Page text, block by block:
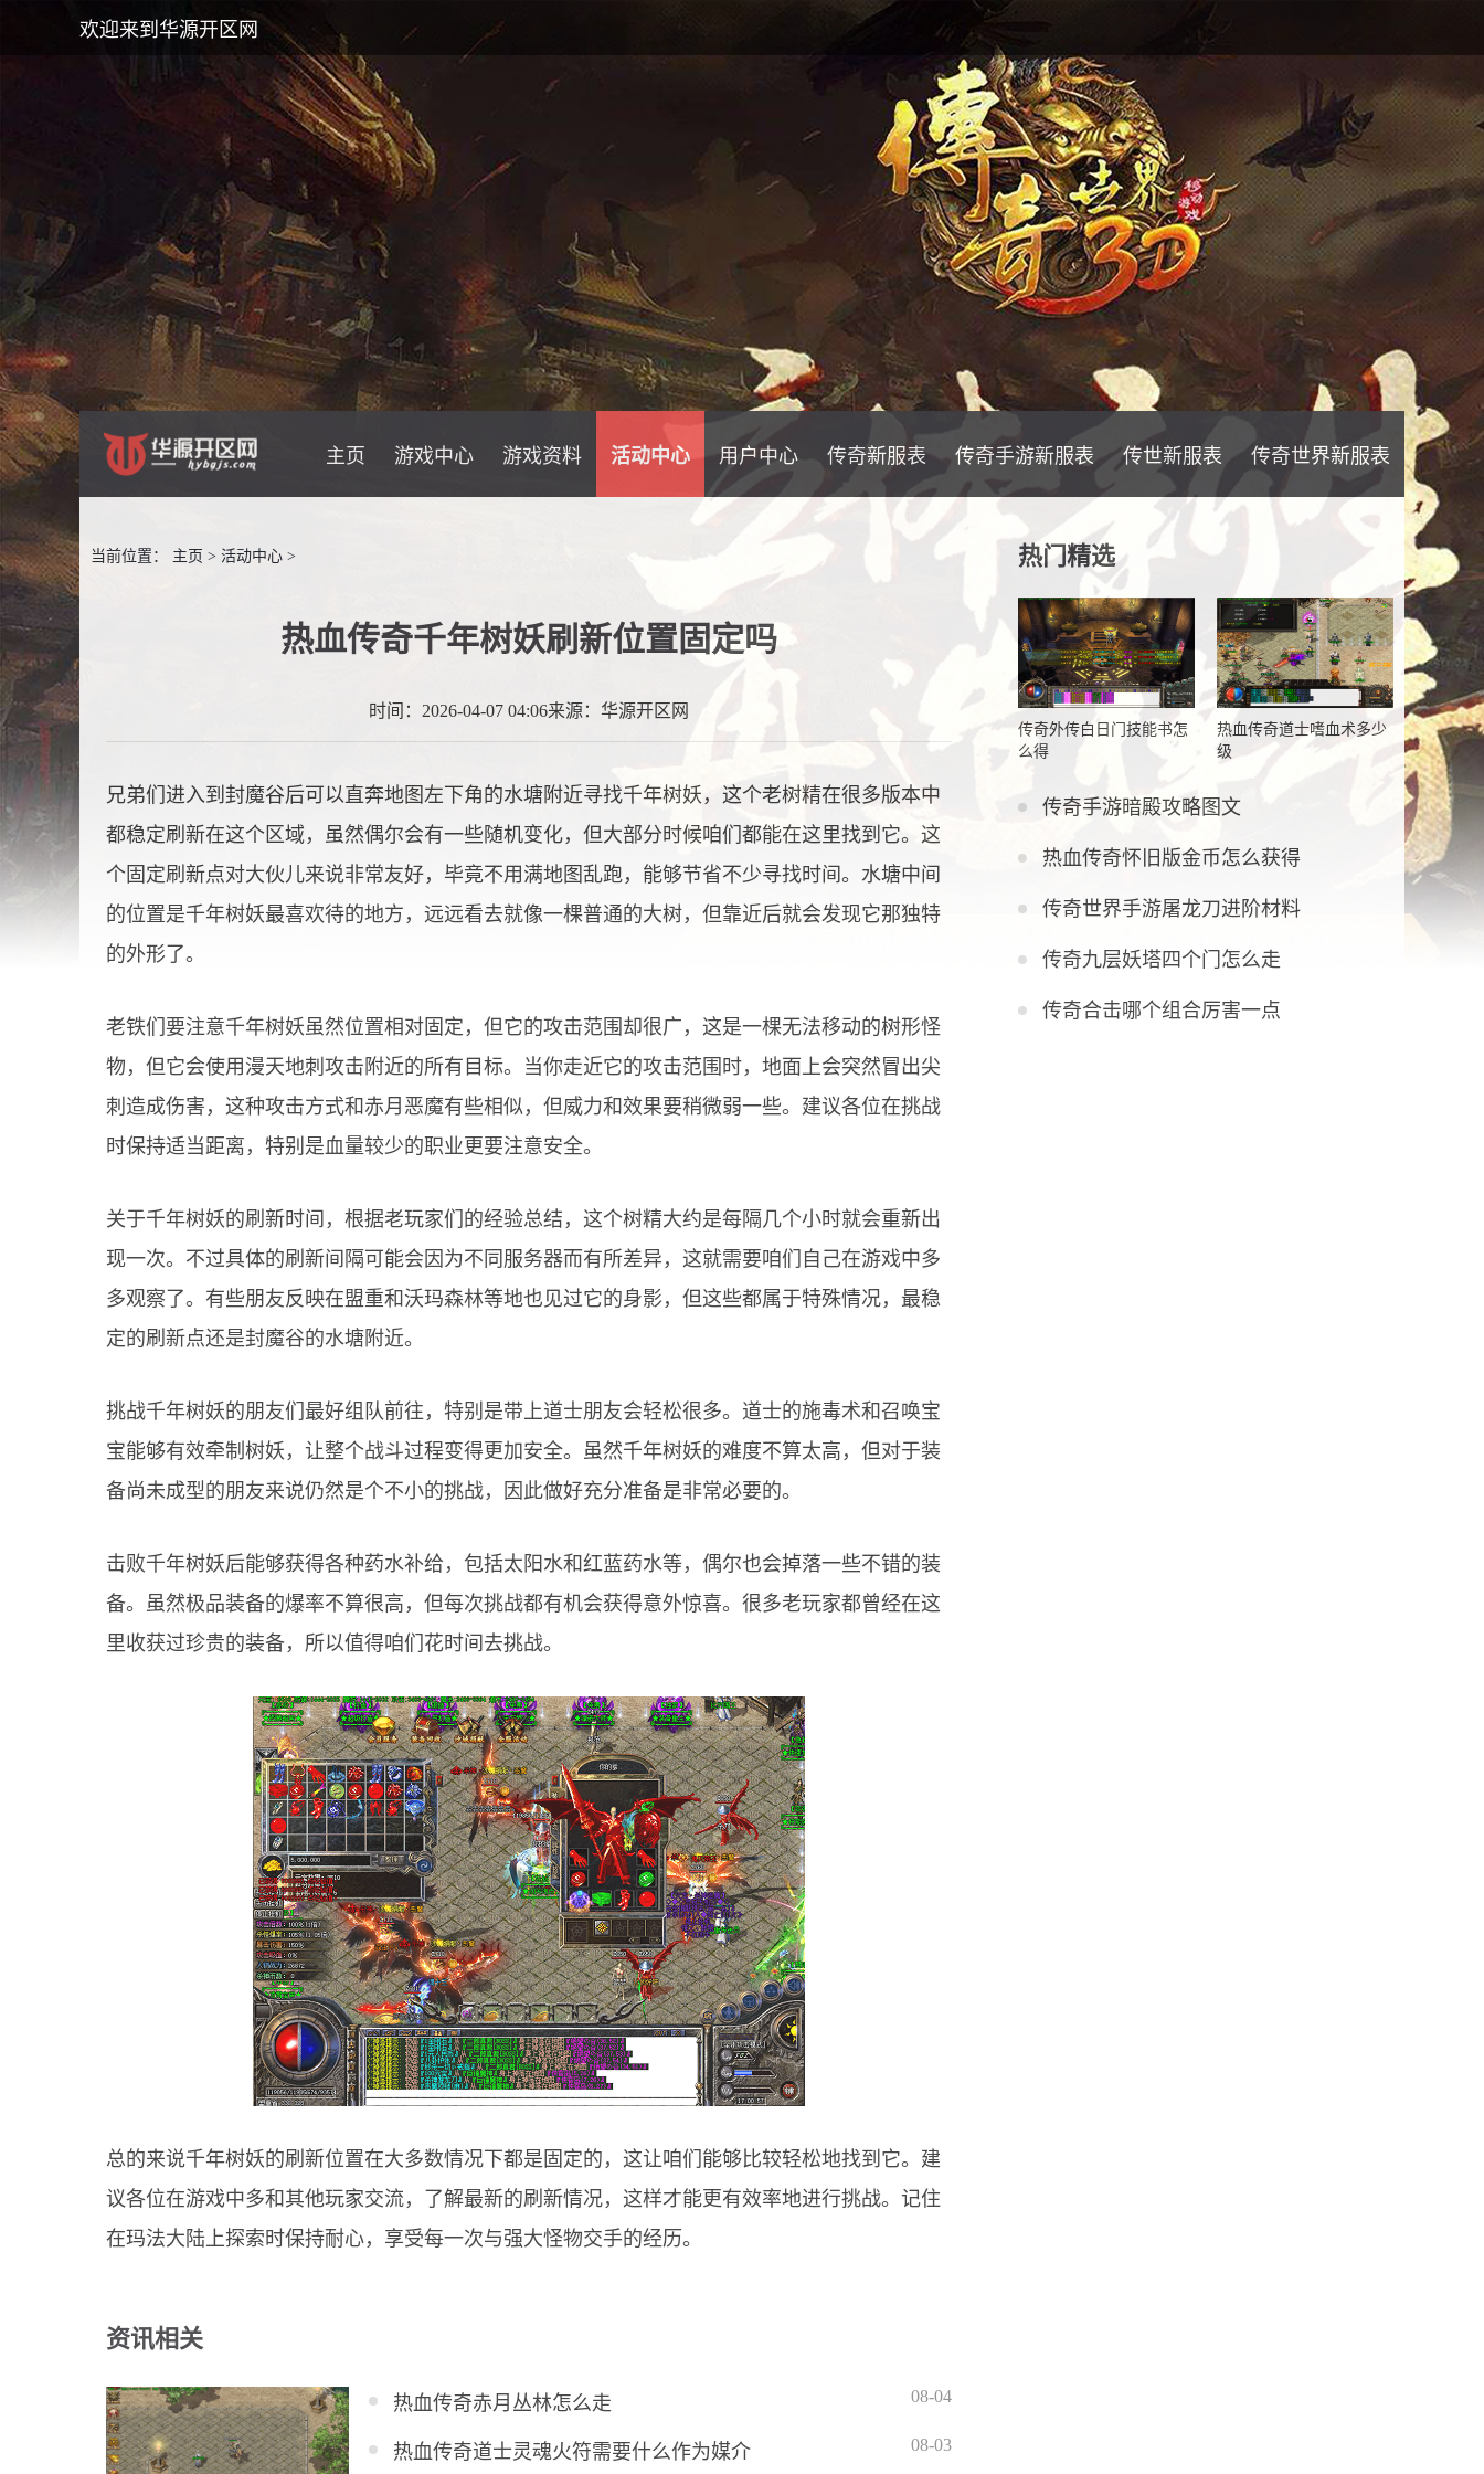
欢迎来到华源开区网
主页 游戏中心 游戏资料 活动中心 用户中心 传奇新服表 传奇手游新服表 传世新服表 传奇世界新服表
当前位置： 主页 > 活动中心 >
热血传奇千年树妖刷新位置固定吗
时间：2026-04-07 04:06来源：华源开区网
兄弟们进入到封魔谷后可以直奔地图左下角的水塘附近寻找千年树妖，这个老树精在很多版本中
都稳定刷新在这个区域，虽然偶尔会有一些随机变化，但大部分时候咱们都能在这里找到它。这
个固定刷新点对大伙儿来说非常友好，毕竟不用满地图乱跑，能够节省不少寻找时间。水塘中间
的位置是千年树妖最喜欢待的地方，远远看去就像一棵普通的大树，但靠近后就会发现它那独特
的外形了。
老铁们要注意千年树妖虽然位置相对固定，但它的攻击范围却很广，这是一棵无法移动的树形怪
物，但它会使用漫天地刺攻击附近的所有目标。当你走近它的攻击范围时，地面上会突然冒出尖
刺造成伤害，这种攻击方式和赤月恶魔有些相似，但威力和效果要稍微弱一些。建议各位在挑战
时保持适当距离，特别是血量较少的职业更要注意安全。
关于千年树妖的刷新时间，根据老玩家们的经验总结，这个树精大约是每隔几个小时就会重新出
现一次。不过具体的刷新间隔可能会因为不同服务器而有所差异，这就需要咱们自己在游戏中多
多观察了。有些朋友反映在盟重和沃玛森林等地也见过它的身影，但这些都属于特殊情况，最稳
定的刷新点还是封魔谷的水塘附近。
挑战千年树妖的朋友们最好组队前往，特别是带上道士朋友会轻松很多。道士的施毒术和召唤宝
宝能够有效牵制树妖，让整个战斗过程变得更加安全。虽然千年树妖的难度不算太高，但对于装
备尚未成型的朋友来说仍然是个不小的挑战，因此做好充分准备是非常必要的。
击败千年树妖后能够获得各种药水补给，包括太阳水和红蓝药水等，偶尔也会掉落一些不错的装
备。虽然极品装备的爆率不算很高，但每次挑战都有机会获得意外惊喜。很多老玩家都曾经在这
里收获过珍贵的装备，所以值得咱们花时间去挑战。
总的来说千年树妖的刷新位置在大多数情况下都是固定的，这让咱们能够比较轻松地找到它。建
议各位在游戏中多和其他玩家交流，了解最新的刷新情况，这样才能更有效率地进行挑战。记住
在玛法大陆上探索时保持耐心，享受每一次与强大怪物交手的经历。
资讯相关
热血传奇赤月丛林怎么走 08-04
热血传奇道士灵魂火符需要什么作为媒介 08-03
热门精选
传奇外传白日门技能书怎
么得
热血传奇道士嗜血术多少
级
传奇手游暗殿攻略图文
热血传奇怀旧版金币怎么获得
传奇世界手游屠龙刀进阶材料
传奇九层妖塔四个门怎么走
传奇合击哪个组合厉害一点